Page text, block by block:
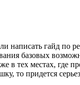
написать гайд по
базовых
тех местах, где
то придется